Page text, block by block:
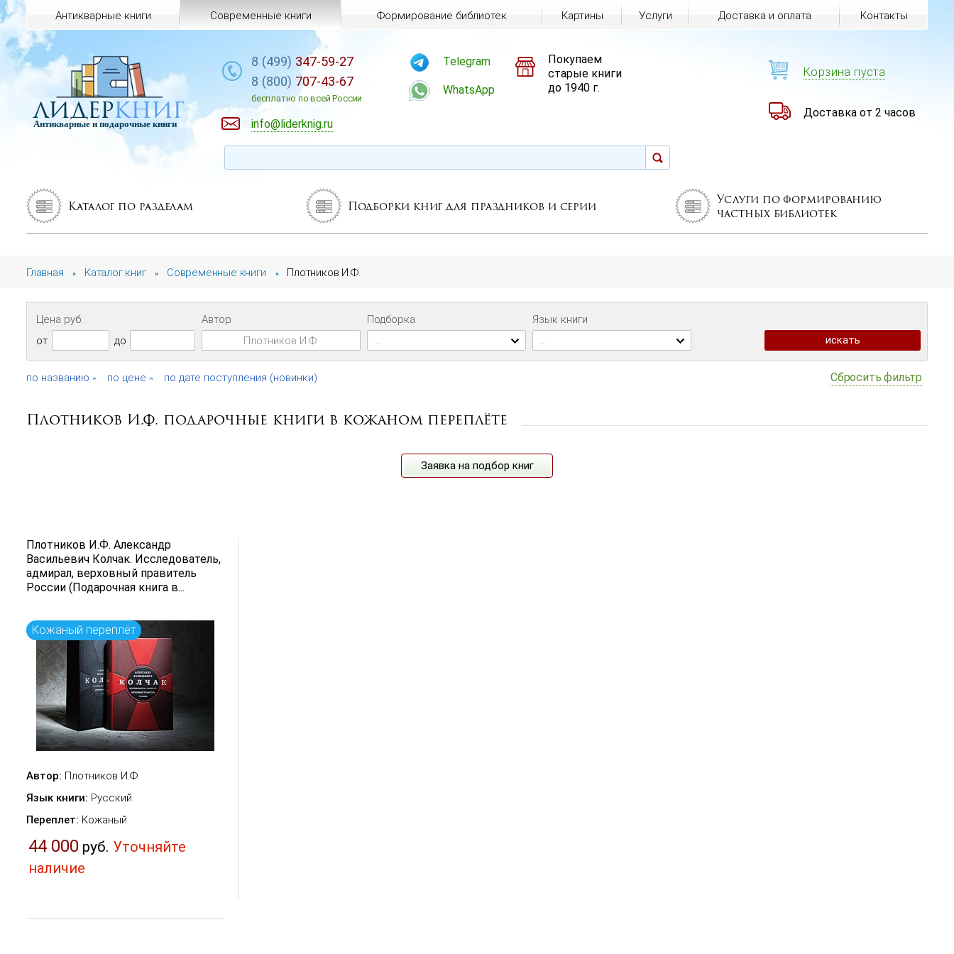
Каталог по разделам Подборки книг для праздников и серии
Услуги по формированию
частных библиотек
Главная » Каталог книг » Современные книги » Плотников И.Ф.
Цена руб.
от
до
Автор
Подборка
...
Язык книги
...
по названию по цене по дате поступления (новинки) Сбросить фильтр
Плотников И.Ф. подарочные книги в кожаном переплёте
Заявка на подбор книг
Плотников И.Ф. Александр
Васильевич Колчак. Исследователь,
адмирал, верховный правитель
России (Подарочная книга в...
Кожаный переплёт
Автор: Плотников И.Ф.
Язык книги: Русский
Переплет: Кожаный
44 000 руб. Уточняйте
наличие
Антикварные книги Современные книги Формирование библиотек Картины Услуги Доставка и оплата Контакты
лидеркниг
Антикварные и подарочные книги
8 (499) 347-59-27
8 (800) 707-43-67
бесплатно по всей России
info@liderknig.ru
Telegram
WhatsApp
Покупаем
старые книги
до 1940 г.
Корзина пуста
Доставка от 2 часов